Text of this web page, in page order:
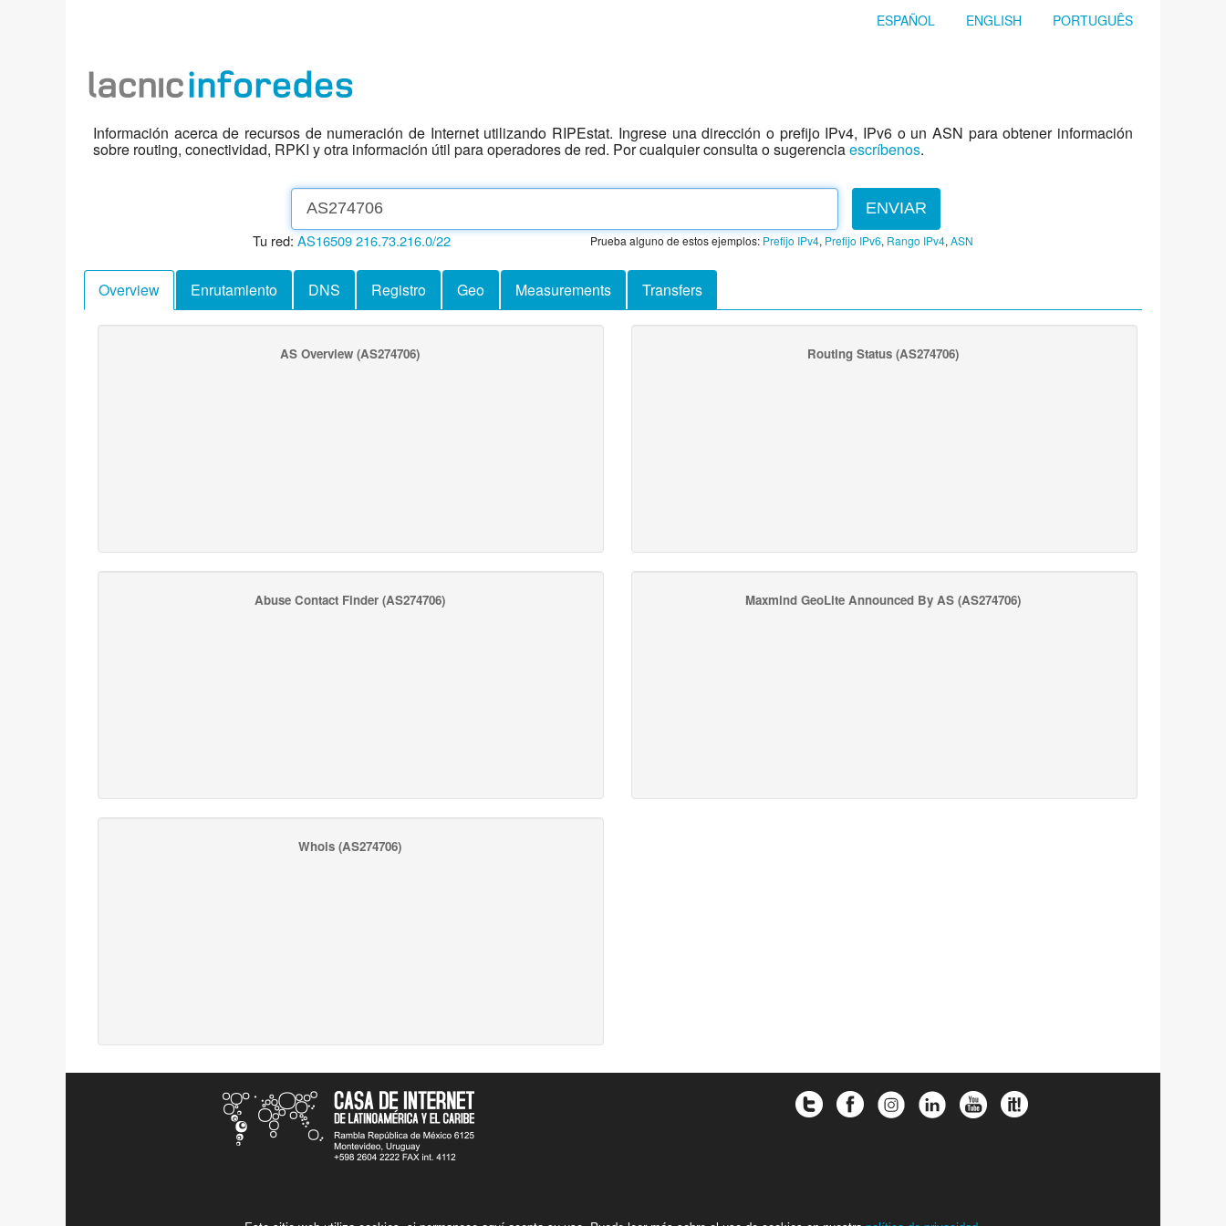
ESPAÑOL ENGLISH PORTUGUÊS
Información acerca de recursos de numeración de Internet utilizando RIPEstat. Ingrese una dirección o prefijo IPv4, IPv6 o un ASN para obtener información
sobre routing, conectividad, RPKI y otra información útil para operadores de red. Por cualquier consulta o sugerenciaescríbenos.
ENVIAR
Tu red: AS16509216.73.216.0/22 Prueba alguno de estos ejemplos: Prefijo IPv4, Prefijo IPv6, Rango IPv4, ASN
Overview Enrutamiento DNS Registro Geo Measurements Transfers
AS Overview(AS274706) Routing Status (AS274706)
Abuse Contact Finder(AS274706) Maxmind GeoLite Announced By AS (AS274706)
Whois(AS274706)